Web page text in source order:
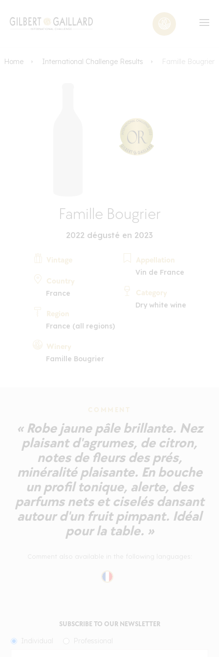
Home International Challenge Results Famille Bougrier
Famille Bougrier
2022 dégusté en 2023
Vintage
Country
France
Region
France (all regions)
Winery
Famille Bougrier
Appellation
Vin de France
Category
Dry white wine
COMMENT
« Robe jaune pâle brillante. Nez
plaisant d'agrumes, de citron,
notes de fleurs des prés,
minéralité plaisante. En bouche
un profil tonique, alerte, des
parfums nets et ciselés dansant
autour d'un fruit pimpant. Idéal
pour la table. »
SUBSCRIBE TO OUR NEWSLETTER